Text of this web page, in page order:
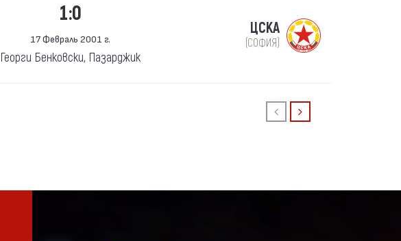
1:0
17 Февраль 2001 г.
Георги Бенковски, Пазарджик
ЦСКА
(СОФИЯ)